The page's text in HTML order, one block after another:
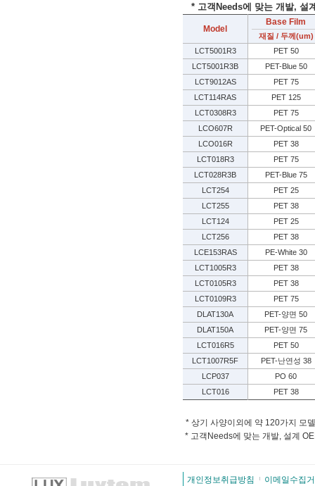
* 고객Needs에 맞는 개발, 설
Model
Base Film
재질 / 두께(um)
LCT5001R3
PET 50
LCT5001R3B
PET-Blue 50
LCT9012AS
PET 75
LCT114RAS
PET 125
LCT0308R3
PET 75
LCO607R
PET-Optical 50
LCO016R
PET 38
LCT018R3
PET 75
LCT028R3B
PET-Blue 75
LCT254
PET 25
LCT255
PET 38
LCT124
PET 25
LCT256
PET 38
LCE153RAS
PE-White 30
LCT1005R3
PET 38
LCT0105R3
PET 38
LCT0109R3
PET 75
DLAT130A
PET-양면 50
DLAT150A
PET-양면 75
LCT016R5
PET 50
LCT1007R5F
PET-난연성 38
LCP037
PO 60
LCT016
PET 38
* 상기 사양이외에 약 120가지 모
* 고객Needs에 맞는 개발, 설계
개인정보취급방침
이메일수집